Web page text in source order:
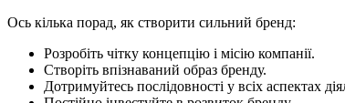
Ось кілька порад, як створити сильний бренд:
Розробіть чітку концепцію і місію компанії.
Створіть впізнаваний образ бренду.
Дотримуйтесь послідовності у всіх аспектах